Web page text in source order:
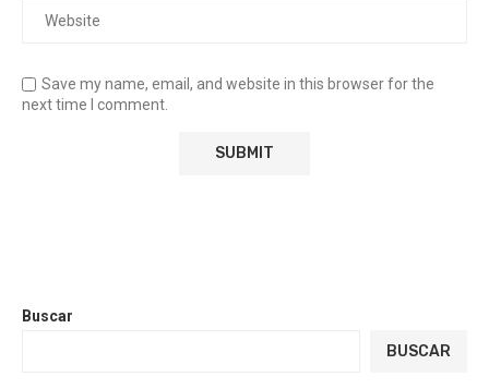
Save my name, email, and website in this browser for the
next time I comment.
Buscar
BUSCAR